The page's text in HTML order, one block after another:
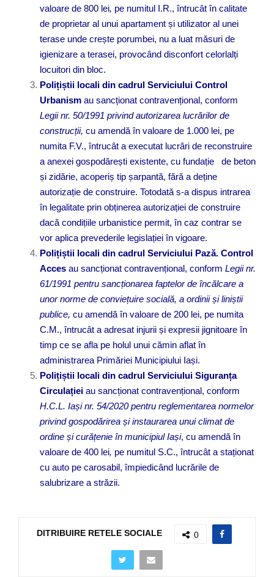
valoare de 800 lei, pe numitul I.R., întrucât în calitate
de proprietar al unui apartament și utilizator al unei
terase unde crește porumbei, nu a luat măsuri de
igienizare a terasei, provocând disconfort celorlalți
locuitori din bloc.
Polițiștii locali din cadrul Serviciului Control
Urbanism au sancționat contravențional, conform
Legii nr. 50/1991 privind autorizarea lucrărilor de
construcții, cu amendă în valoare de 1.000 lei, pe
numita F.V., întrucât a executat lucrări de reconstruire
a anexei gospodărești existente, cu fundație de beton
și zidărie, acoperiș tip șarpantă, fără a deține
autorizație de construire. Totodată s-a dispus intrarea
în legalitate prin obținerea autorizației de construire
dacă condițiile urbanistice permit, în caz contrar se
vor aplica prevederile legislației în vigoare.
Polițiștii locali din cadrul Serviciului Pază. Control
Acces au sancționat contravențional, conform Legii nr.
61/1991 pentru sancționarea faptelor de încălcare a
unor norme de conviețuire socială, a ordinii și liniștii
publice, cu amendă în valoare de 200 lei, pe numita
C.M., întrucât a adresat injurii și expresii jignitoare în
timp ce se afla pe holul unui cămin aflat în
administrarea Primăriei Municipiului Iași.
Polițiștii locali din cadrul Serviciului Siguranța
Circulației au sancționat contravențional, conform
H.C.L. Iași nr. 54/2020 pentru reglementarea normelor
privind gospodărirea și instaurarea unui climat de
ordine și curățenie în municipiul Iași, cu amendă în
valoare de 400 lei, pe numitul S.C., întrucât a staționat
cu auto pe carosabil, împiedicând lucrările de
salubrizare a străzii.
DITRIBUIRE RETELE SOCIALE 0